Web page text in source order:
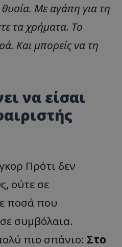
Με αγάπη για τη
τα χρήματα. Το
Και μπορείς να τη
να είσαι
Πρότι δεν
ούτε σε
ποσά που
συμβόλαια.
πιο σπάνιο: Στο